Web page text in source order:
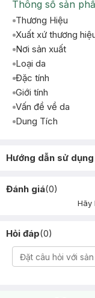
Thông số sản
Thương Hiệu
Xuất xứ thương
Nơi sản xuất
Loại da
Đặc tính
Giới tính
Vấn đề về da
Dung Tích
Hướng dẫn sử dụng
Đánh giá(0)
Hãy
Hỏi đáp(0)